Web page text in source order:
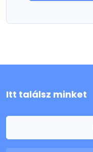
Itt találsz minket